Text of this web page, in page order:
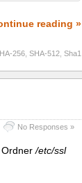
reading »
256 SHA-512 Sha1
No Responses »
Ordner/etc/ssl